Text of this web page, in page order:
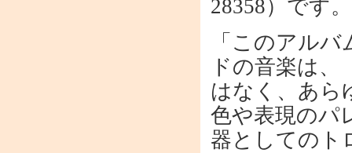
28358）です。
「このアル
ドの音楽は
はなく、あら
色や表現のパ
器としてのト